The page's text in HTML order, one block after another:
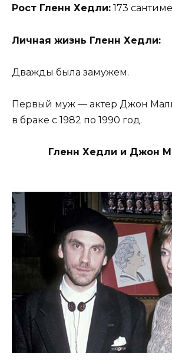
Рост Гленн Хедли: 173
Личная жизнь Гленн Хедли:
Дважды была замужем.
Первый муж — актер Джон
в браке с 1982 по 1990 год.
Гленн Хедли и Джон